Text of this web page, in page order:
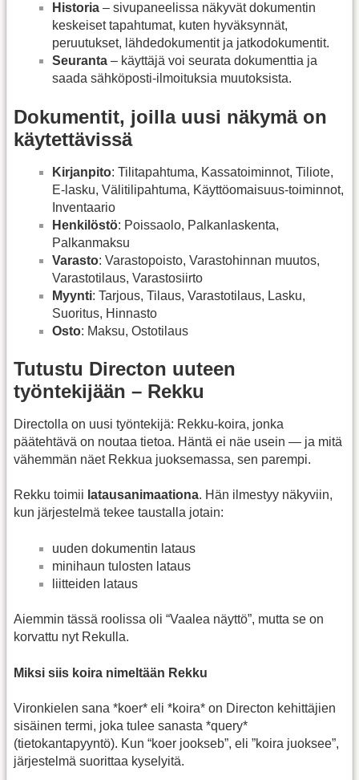
Historia – sivupaneelissa näkyvät dokumentin
keskeiset tapahtumat, kuten hyväksynnät,
peruutukset, lähdedokumentit ja jatkodokumentit.
Seuranta – käyttäjä voi seurata dokumenttia ja
saada sähköposti-ilmoituksia muutoksista.
Dokumentit, joilla uusi näkymä on
käytettävissä
Kirjanpito: Tilitapahtuma, Kassatoiminnot, Tiliote,
E-lasku, Välitilipahtuma, Käyttöomaisuus-toiminnot,
Inventaario
Henkilöstö: Poissaolo, Palkanlaskenta,
Palkanmaksu
Varasto: Varastopoisto, Varastohinnan muutos,
Varastotilaus, Varastosiirto
Myynti: Tarjous, Tilaus, Varastotilaus, Lasku,
Suoritus, Hinnasto
Osto: Maksu, Ostotilaus
Tutustu Directon uuteen
työntekijään – Rekku
Directolla on uusi työntekijä: Rekku-koira, jonka
päätehtävä on noutaa tietoa. Häntä ei näe usein — ja mitä
vähemmän näet Rekkua juoksemassa, sen parempi.
Rekku toimii latausanimaationa. Hän ilmestyy näkyviin,
kun järjestelmä tekee taustalla jotain:
uuden dokumentin lataus
minihaun tulosten lataus
liitteiden lataus
Aiemmin tässä roolissa oli “Vaalea näyttö”, mutta se on
korvattu nyt Rekulla.
Miksi siis koira nimeltään Rekku
Vironkielen sana *koer* eli *koira* on Directon kehittäjien
sisäinen termi, joka tulee sanasta *query*
(tietokantapyyntö). Kun “koer jookseb”, eli ”koira juoksee”,
järjestelmä suorittaa kyselyitä.